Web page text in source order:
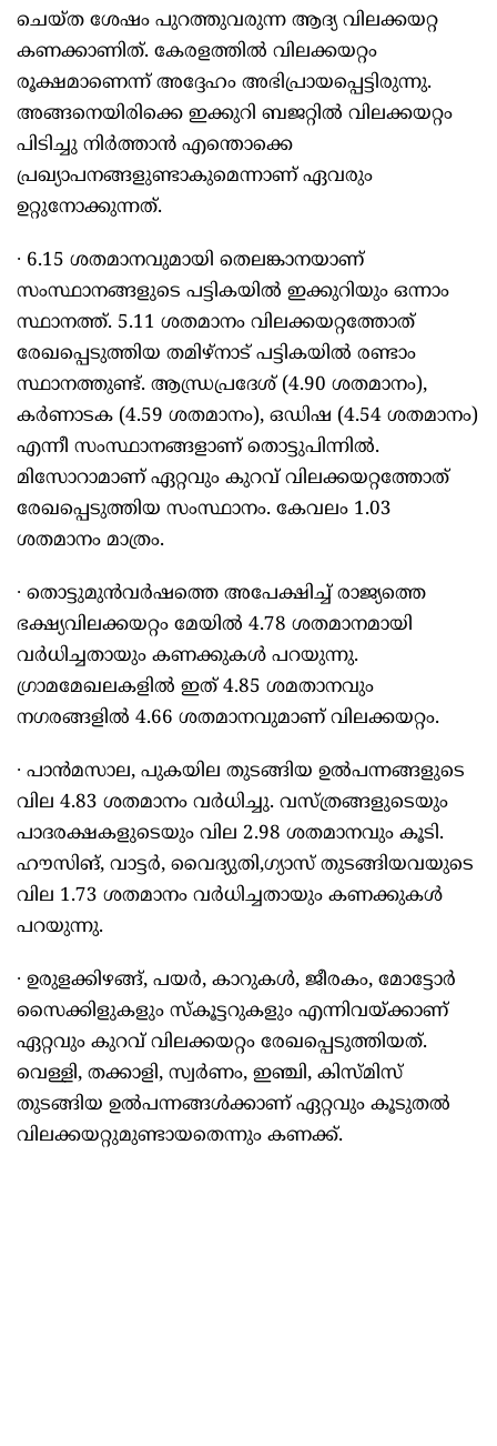
ചെയ്ത ശേഷം പുറത്തുവരുന്ന ആദ്യ വിലക്കയറ്റ
കണക്കാണിത്. കേരളത്തിൽ വിലക്കയറ്റം
രൂക്ഷമാണെന്ന് അദ്ദേഹം അഭിപ്രായപ്പെട്ടിരുന്നു.
അങ്ങനെയിരിക്കെ ഇക്കുറി ബജറ്റിൽ വിലക്കയറ്റം
പിടിച്ചു നിർത്താൻ എന്തൊക്കെ
പ്രഖ്യാപനങ്ങളുണ്ടാകുമെന്നാണ് ഏവരും
ഉറ്റുനോക്കുന്നത്.
∙ 6.15 ശതമാനവുമായി തെലങ്കാനയാണ്
സംസ്ഥാനങ്ങളുടെ പട്ടികയിൽ ഇക്കുറിയും ഒന്നാം
സ്ഥാനത്ത്. 5.11 ശതമാനം വിലക്കയറ്റത്തോത്
രേഖപ്പെടുത്തിയ തമിഴ്നാട് പട്ടികയിൽ രണ്ടാം
സ്ഥാനത്തുണ്ട്. ആന്ധ്രപ്രദേശ് (4.90 ശതമാനം),
കർണാടക (4.59 ശതമാനം), ഒഡിഷ (4.54 ശതമാനം)
എന്നീ സംസ്ഥാനങ്ങളാണ് തൊട്ടുപിന്നിൽ.
മിസോറാമാണ് ഏറ്റവും കുറവ് വിലക്കയറ്റത്തോത്
രേഖപ്പെടുത്തിയ സംസ്ഥാനം. കേവലം 1.03
ശതമാനം മാത്രം.
∙ തൊട്ടുമുൻവർഷത്തെ അപേക്ഷിച്ച് രാജ്യത്തെ
ഭക്ഷ്യവിലക്കയറ്റം മേയിൽ 4.78 ശതമാനമായി
വർധിച്ചതായും കണക്കുകൾ‍ പറയുന്നു.
ഗ്രാമമേഖലകളിൽ ഇത് 4.85 ശമതാനവും
നഗരങ്ങളിൽ 4.66 ശതമാനവുമാണ് വിലക്കയറ്റം.
∙ പാൻമസാല, പുകയില തുടങ്ങിയ ഉൽപന്നങ്ങളുടെ
വില 4.83 ശതമാനം വർധിച്ചു. വസ്ത്രങ്ങളുടെയും
പാദരക്ഷകളുടെയും വില 2.98 ശതമാനവും കൂടി.
ഹൗസിങ്, വാട്ടർ, വൈദ്യുതി,ഗ്യാസ് തുടങ്ങിയവയുടെ
വില 1.73 ശതമാനം വർധിച്ചതായും കണക്കുകൾ
പറയുന്നു.
∙ ഉരുളക്കിഴങ്ങ്, പയർ, കാറുകൾ, ജീരകം, മോട്ടോർ
സൈക്കിളുകളും സ്കൂട്ടറുകളും എന്നിവയ്ക്കാണ്
ഏറ്റവും കുറവ് വിലക്കയറ്റം രേഖപ്പെടുത്തിയത്.
വെള്ളി, തക്കാളി, സ്വർണം, ഇഞ്ചി, കിസ്മിസ്
തുടങ്ങിയ ഉൽപന്നങ്ങൾക്കാണ് ഏറ്റവും കൂടുതൽ
വിലക്കയറ്റുമുണ്ടായതെന്നും കണക്ക്.